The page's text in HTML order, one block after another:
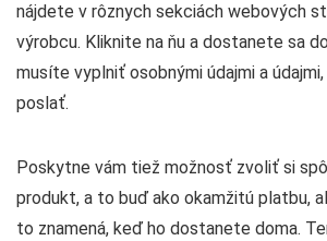
nájdete v rôznych sekciách webových
výrobcu. Kliknite na ňu a dostanete sa
musíte vyplniť osobnými údajmi a
poslať.
Poskytne vám tiež možnosť zvoliť si
produkt, a to buď ako okamžitú platbu,
to znamená, keď ho dostanete doma.